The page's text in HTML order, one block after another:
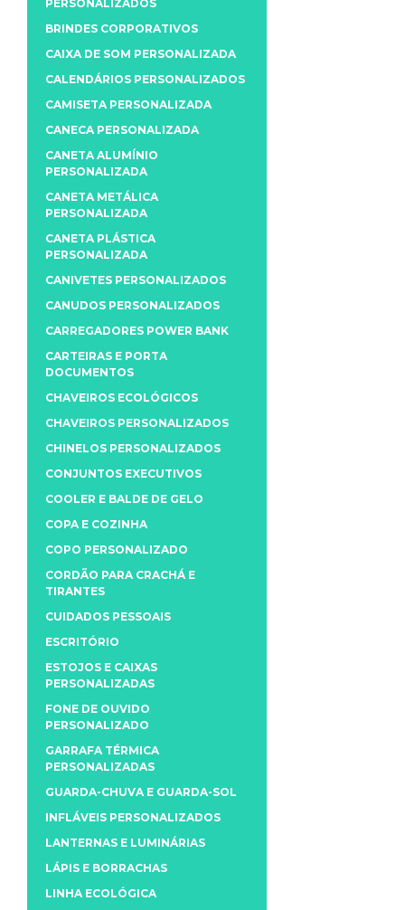
PERSONALIZADOS
BRINDES CORPORATIVOS
CAIXA DE SOM PERSONALIZADA
CALENDÁRIOS PERSONALIZADOS
CAMISETA PERSONALIZADA
CANECA PERSONALIZADA
CANETA ALUMÍNIO
PERSONALIZADA
CANETA METÁLICA
PERSONALIZADA
CANETA PLÁSTICA
PERSONALIZADA
CANIVETES PERSONALIZADOS
CANUDOS PERSONALIZADOS
CARREGADORES POWER BANK
CARTEIRAS E PORTA
DOCUMENTOS
CHAVEIROS ECOLÓGICOS
CHAVEIROS PERSONALIZADOS
CHINELOS PERSONALIZADOS
CONJUNTOS EXECUTIVOS
COOLER E BALDE DE GELO
COPA E COZINHA
COPO PERSONALIZADO
CORDÃO PARA CRACHÁ E
TIRANTES
CUIDADOS PESSOAIS
ESCRITÓRIO
ESTOJOS E CAIXAS
PERSONALIZADAS
FONE DE OUVIDO
PERSONALIZADO
GARRAFA TÉRMICA
PERSONALIZADAS
GUARDA-CHUVA E GUARDA-SOL
INFLÁVEIS PERSONALIZADOS
LANTERNAS E LUMINÁRIAS
LÁPIS E BORRACHAS
LINHA ECOLÓGICA